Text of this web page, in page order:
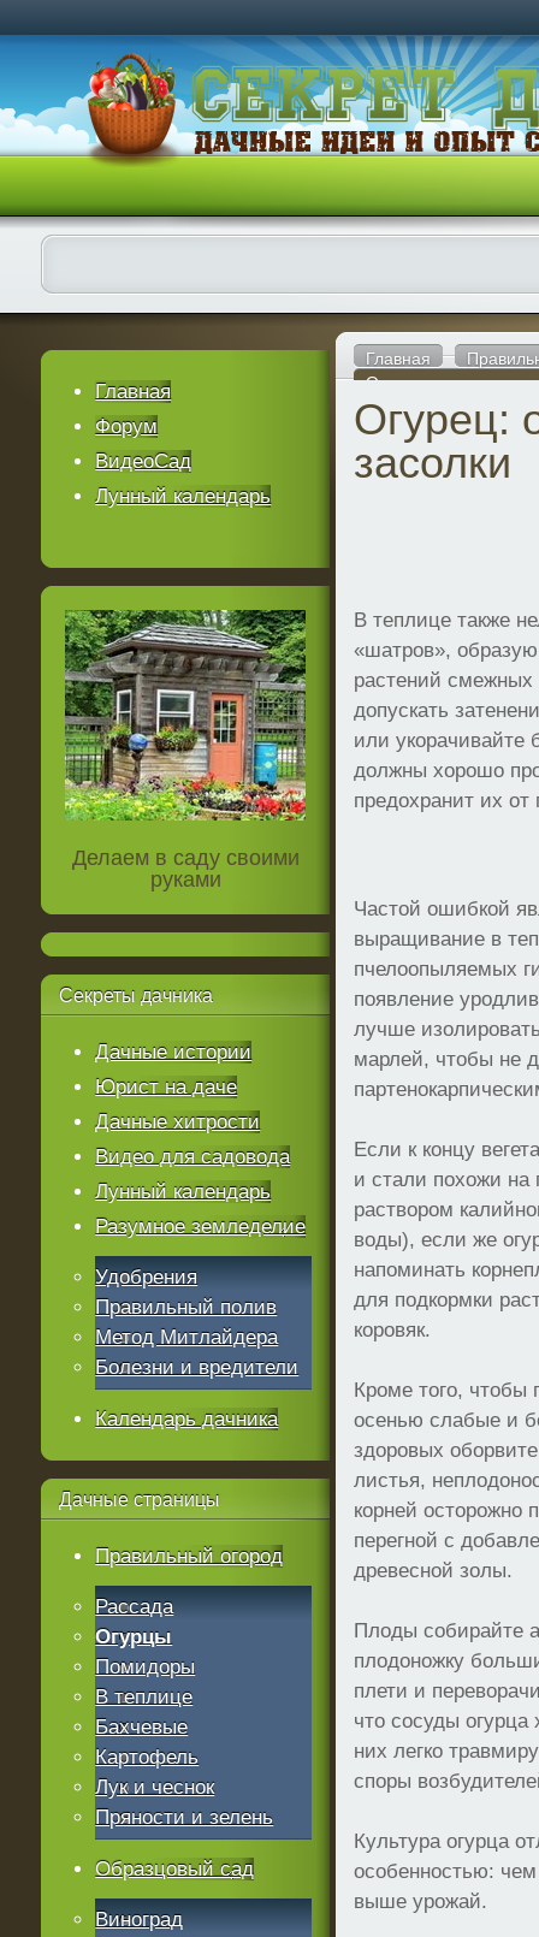
Главная
Огурец: от семечка
Огурец:
засолки
В теплице также
«шатров»,
растений
допускать
или укорачивайте
должны хорошо
предохранит их
Частой ошибкой
выращивание в
пчелоопыляемых
появление
лучше
марлей, чтобы не
Если к концу
и стали похожи на
раствором
воды), если же
напоминать
для подкормки
коровяк.
Кроме того, чтобы
осенью слабые и
здоровых
листья,
корней осторожно
перегной с
древесной золы.
Плоды собирайте
плодоножку
плети и
что сосуды
них легко
споры
Культура огурца
особенностью:
выше урожай.
Главная
Форум
ВидеоСад
Лунный календарь
Делаем в саду своими
руками
Секреты дачника
Дачные истории
Юрист на даче
Дачные хитрости
Видео для садовода
Лунный календарь
Разумное земледелие
Удобрения
Правильный полив
Метод Митлайдера
Болезни и вредители
Календарь дачника
Дачные страницы
Правильный огород
Рассада
Огурцы
Помидоры
В теплице
Бахчевые
Картофель
Лук и чеснок
Пряности и зелень
Образцовый сад
Виноград